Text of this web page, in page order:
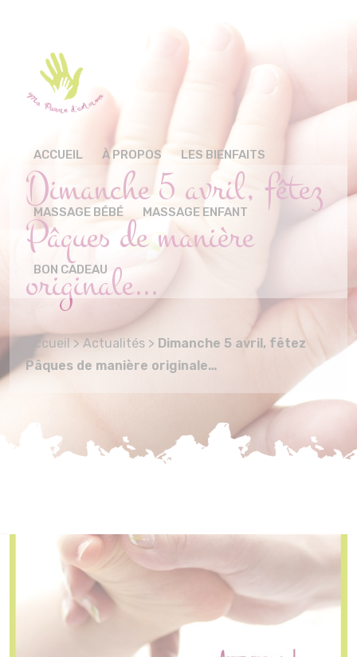
ACCUEIL À PROPOS LES BIENFAITS
MASSAGE BÉBÉ MASSAGE ENFANT
BON CADEAU
Dimanche 5 avril, fêtez
Pâques de manière
originale…
Accueil > Actualités > Dimanche 5 avril, fêtez
Pâques de manière originale…